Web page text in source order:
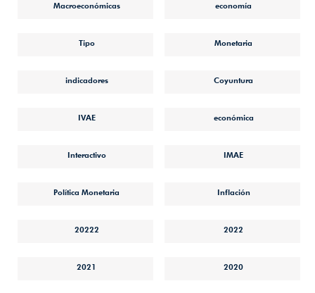
Macroeconómicas economía
Tipo Monetaria
indicadores Coyuntura
IVAE económica
Interactivo IMAE
Política Monetaria Inflación
20222 2022
2021 2020